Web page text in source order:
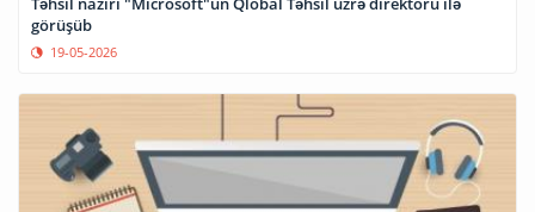
görüşüb
19-05-2026